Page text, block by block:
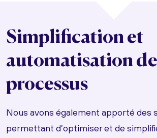
Simplification et
automatisation
processus
Nous avons également apporté des
permettant d’optimiser et de